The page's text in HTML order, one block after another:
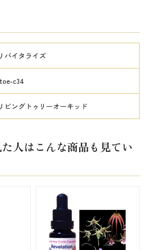
リバイタライズ
c34
リビングトゥリーオーキッド
人はこんな商品も見てい